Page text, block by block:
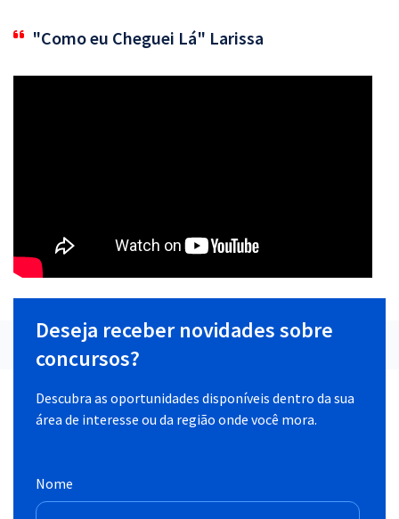
"Como eu Cheguei Lá" Larissa
Deseja receber novidades sobre
concursos?
Descubra as oportunidades disponíveis dentro da sua
área de interesse ou da região onde você mora.
Nome